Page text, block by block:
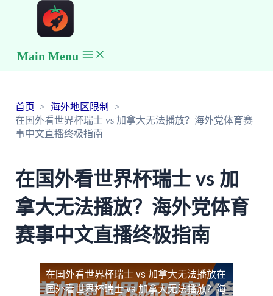
Main Menu
首页
海外地区限制
在国外看世界杯瑞士 vs 加拿大无法播放？海外党体育赛
事中文直播终极指南
在国外看世界杯瑞士 vs 加
拿大无法播放？海外党体育
赛事中文直播终极指南
在国外看世界杯瑞士 vs 加拿大无法播放在
国外看世界杯瑞士 vs 加拿大无法播放？海